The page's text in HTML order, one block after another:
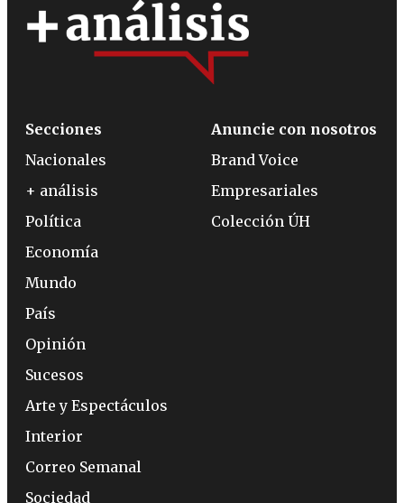
Secciones
Nacionales
+ análisis
Política
Economía
Mundo
País
Opinión
Sucesos
Arte y Espectáculos
Interior
Correo Semanal
Sociedad
Anuncie con nosotros
Brand Voice
Empresariales
Colección ÚH